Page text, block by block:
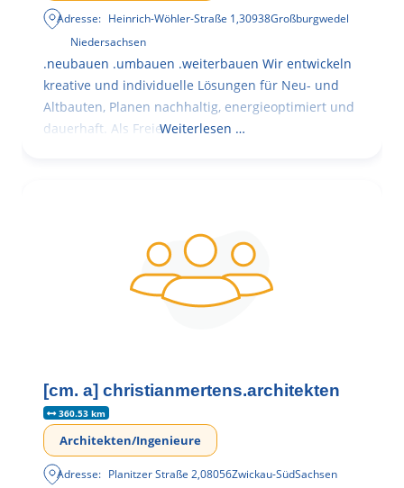
Adresse: Heinrich-Wöhler-Straße 1,30938Großburgwedel
Niedersachsen
.neubauen .umbauen .weiterbauen Wir entwickeln
kreative und individuelle Lösungen für Neu- und
Altbauten, Planen nachhaltig, energieoptimiert und
dauerhaft. Als FreieWeiterlesen …
[cm. a] christianmertens.architekten
360.53 km
Architekten/Ingenieure
Adresse: Planitzer Straße 2,08056Zwickau-SüdSachsen